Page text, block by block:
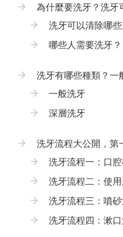
為什麼要洗牙？洗牙
洗牙可以清除哪些
哪些人需要洗牙？
洗牙有哪些種類？一
一般洗牙
深層洗牙
洗牙流程大公開，第
洗牙流程一：口
洗牙流程二：使
洗牙流程三：噴
洗牙流程四：漱